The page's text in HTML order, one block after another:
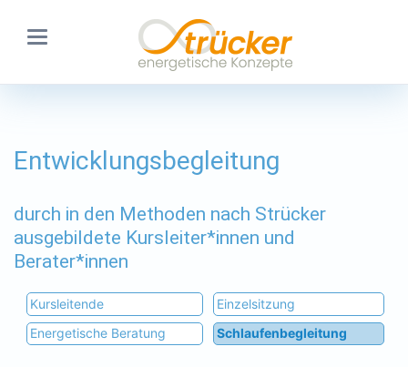
Entwicklungsbegleitung
durch in den Methoden nach Strücker
ausgebildete Kursleiter*innen und
Berater*innen
Navigation
überspringen
Kursleitende
Einzelsitzung
Energetische Beratung
Schlaufenbegleitung